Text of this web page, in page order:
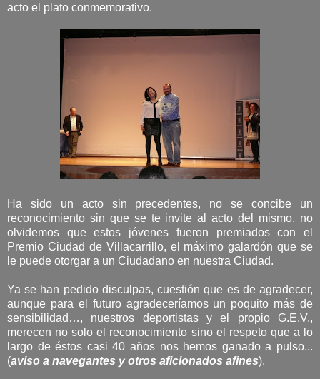
acto el plato conmemorativo.
Ha sido un acto sin precedentes, no se concibe un
reconocimiento sin que se te invite al acto del mismo, no
olvidemos que estos jóvenes fueron premiados con el
Premio Ciudad de Villacarrillo, el máximo galardón que se
le puede otorgar a un Ciudadano en nuestra Ciudad.
Ya se han pedido disculpas, cuestión que es de agradecer,
aunque para el futuro agradeceríamos un poquito más de
sensibilidad…, nuestros deportistas y el propio G.E.V.,
merecen no solo el reconocimiento sino el respeto que a lo
largo de éstos casi 40 años nos hemos ganado a pulso...
(aviso a navegantes y otros aficionados afines).